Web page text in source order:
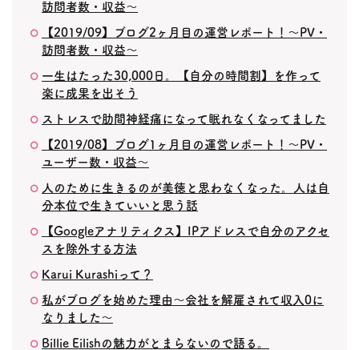
訪問者数・収益〜
【2019/09】ブログ2ヶ月目の運営レポート！〜PV・
訪問者数・収益〜
一生はたった30,000日。【自分の時間割】を作って
楽に成果を出そう
ストレスで肋間神経痛になって眠れなくなってました
【2019/08】ブログ1ヶ月目の運営レポート！〜PV・
ユーザー数・収益〜
人のために生きるのが美徳と思わなくなった。人は自
分本位で生きていいと思う話
【Googleアナリティクス】IPアドレスで自分のアクセ
スを除外する方法
Karui Kurashiって？
私がブログを始めた理由〜会社を解雇されて収入0に
なりました〜
Billie Eilishの魅力がとまらないので語る。